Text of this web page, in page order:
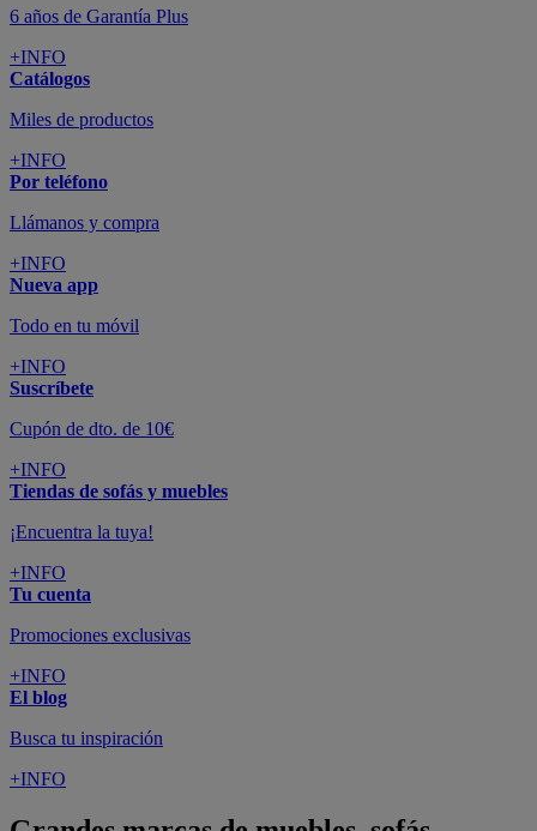
6 años de Garantía Plus
+INFO
Catálogos
Miles de productos
+INFO
Por teléfono
Llámanos y compra
+INFO
Nueva app
Todo en tu móvil
+INFO
Suscríbete
Cupón de dto. de 10€
+INFO
Tiendas de sofás y muebles
¡Encuentra la tuya!
+INFO
Tu cuenta
Promociones exclusivas
+INFO
El blog
Busca tu inspiración
+INFO